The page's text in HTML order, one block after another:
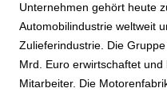
Unternehmen gehört heute
Automobilindustrie weltweit
Zulieferindustrie. Die
Mrd. Euro erwirtschaftet
Mitarbeiter. Die